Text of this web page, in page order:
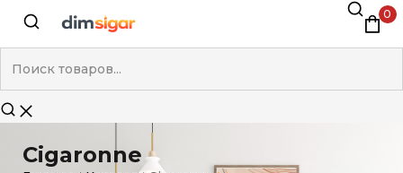
0
Cigaronne